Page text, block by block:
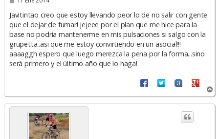
n
a
j
e
Javitintao creo que estoy llevando peor lo de no salir con gente
que el dejar de fumar! jejeee por el plan que me hice para la
base no podría mantenerme en mis pulsaciones si salgo con la
grupetta..asi que me estoy convirtiendo en un asocial!!!
aaaaggh espero que luego merezca la pena por la forma...sino
será primero y el último año que lo haga!
r
r